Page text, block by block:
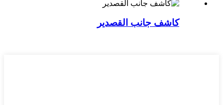
كاشف جانب القصدير